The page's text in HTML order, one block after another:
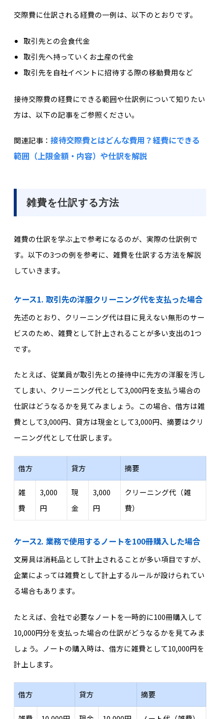
交際費に仕訳される経費の一例は、以下のとおりです。
取引先との会食代金
取引先へ持っていくお土産の代金
取引先を自社イベントに招待する際の移動費用など
接待交際費の経費にできる範囲や仕訳例について知りたい
方は、以下の記事をご参照ください。
関連記事： 接待交際費とはどんな費用？経費にできる
範囲（上限金額・内容）や仕訳を解説
雑費を仕訳する方法
雑費の仕訳を学ぶ上で参考になるのが、実際の仕訳例で
す。以下の3つの例を参考に、雑費を仕訳する方法を解説
していきます。
ケース1. 取引先の洋服クリーニング代を支払った場合
先述のとおり、クリーニング代は目に見えない無形のサー
ビスのため、雑費として計上されることが多い支出の1つ
です。
たとえば、従業員が取引先との接待中に先方の洋服を汚し
てしまい、クリーニング代として3,000円を支払う場合の
仕訳はどうなるかを見てみましょう。この場合、借方は雑
費として3,000円、貸方は現金として3,000円、摘要はクリ
ーニング代として仕訳します。
借方 貸方 摘要
雑
費
3,000
円
現
金
3,000
円
クリーニング代（雑
費）
ケース2. 業務で使用するノートを100冊購入した場合
文房具は消耗品として計上されることが多い項目ですが、
企業によっては雑費として計上するルールが設けられてい
る場合もあります。
たとえば、会社で必要なノートを一時的に100冊購入して
10,000円分を支払った場合の仕訳がどうなるかを見てみま
しょう。ノートの購入時は、借方に雑費として10,000円を
計上します。
借方 貸方 摘要